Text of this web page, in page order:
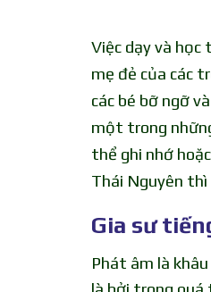
Việc dạy và học
mẹ đẻ của các
các bé bỡ ngỡ
một trong
thể ghi nhớ
Thái Nguyên
Gia sư
Phát âm là